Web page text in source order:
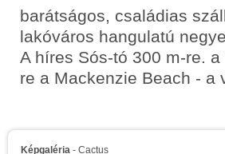
barátságos, családias
lakóváros hangulatú
A híres Sós-tó 300 m-re.
re a Mackenzie Beach - a
Képgaléria - Cactus